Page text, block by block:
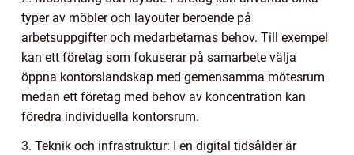
typer av möbler och layouter beroende på
arbetsuppgifter och medarbetarnas behov. Till exempel
kan ett företag som fokuserar på samarbete välja
öppna kontorslandskap med gemensamma mötesrum
medan ett företag med behov av koncentration kan
föredra individuella kontorsrum.
3. Teknik och infrastruktur: I en digital tidsålder är